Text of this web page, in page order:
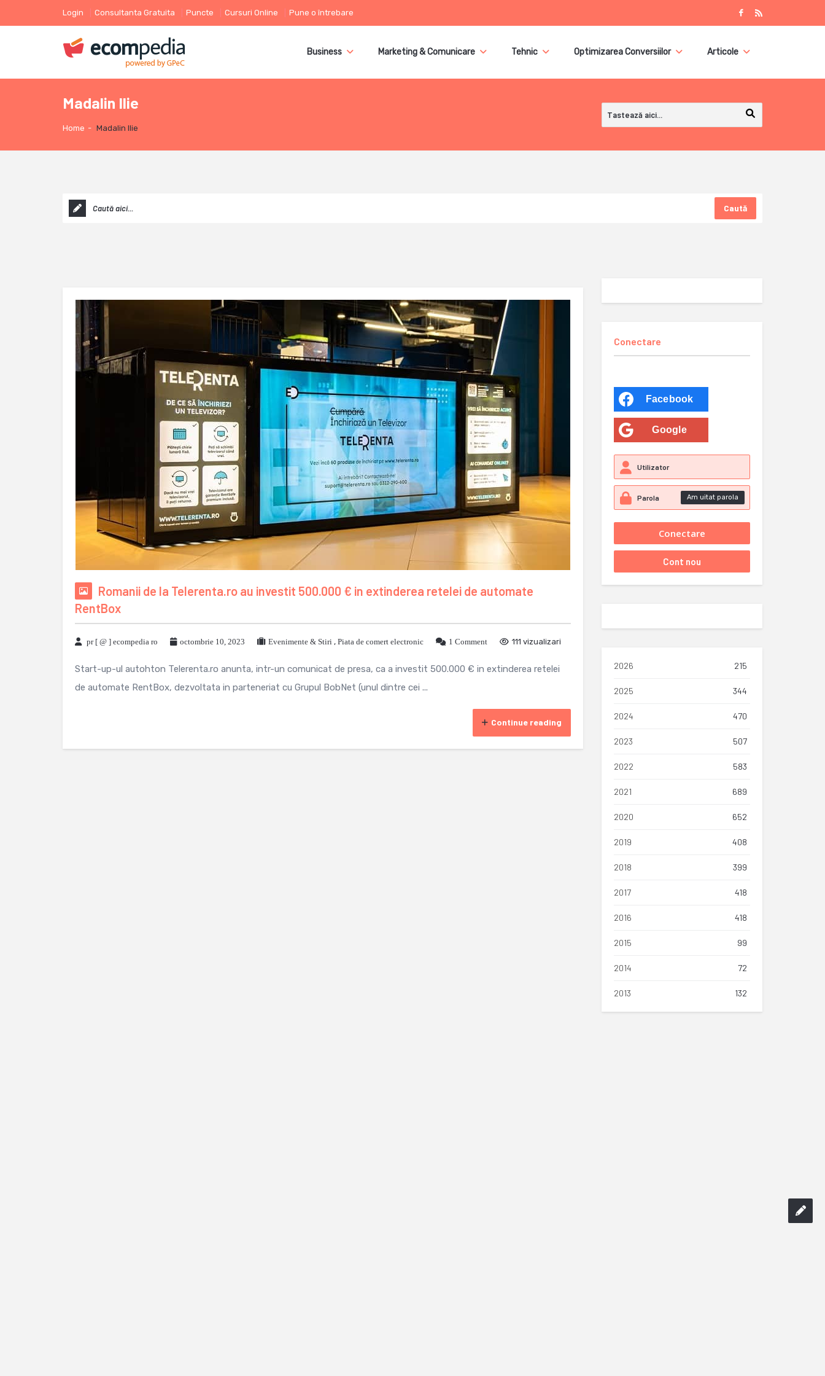
Login Consultanta Gratuita Puncte Cursuri Online Pune o întrebare
Business Marketing & Comunicare Tehnic Optimizarea Conversiilor Articole
Madalin Ilie
Home - Madalin Ilie
Caută
Romanii de la Telerenta.ro au investit 500.000 € in extinderea retelei de automate
RentBox
pr [ @ ] ecompedia ro octombrie 10, 2023 Evenimente & Stiri , Piata de comert electronic 1 Comment 111 vizualizari
Start-up-ul autohton Telerenta.ro anunta, intr-un comunicat de presa, ca a investit 500.000 € in extinderea retelei
de automate RentBox, dezvoltata in parteneriat cu Grupul BobNet (unul dintre cei ...
Continue reading
Conectare
Facebook
Google
Am uitat parola
2026 215
2025 344
2024 470
2023 507
2022 583
2021 689
2020 652
2019 408
2018 399
2017 418
2016 418
2015 99
2014 72
2013 132